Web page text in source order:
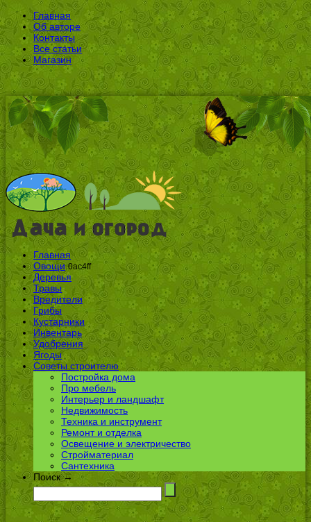
Главная
Об авторе
Контакты
Все статьи
Магазин
Главная
Овощи 0ac4ff
Деревья
Травы
Вредители
Грибы
Кустарники
Инвентарь
Удобрения
Ягоды
Советы строителю
Постройка дома
Про мебель
Интерьер и ландшафт
Недвижимость
Техника и инструмент
Ремонт и отделка
Освещение и электричество
Стройматериал
Сантехника
Поиск →